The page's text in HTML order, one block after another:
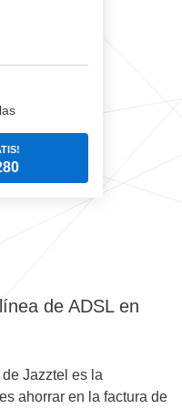
de ADSL en
Jazztel es la
ahorrar en la factura de